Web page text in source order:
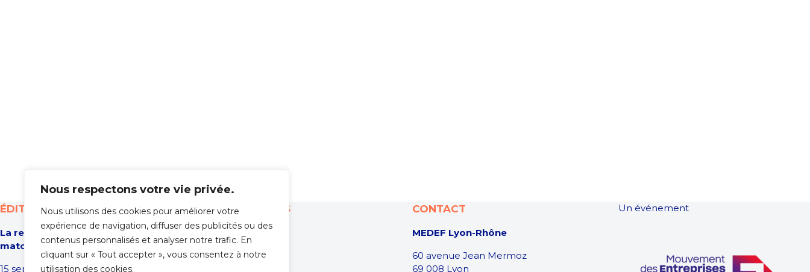
Nous respectons votre vie privée.
Nous utilisons des cookies pour améliorer votre
expérience de navigation, diffuser des publicités ou des
contenus personnalisés et analyser notre trafic. En
cliquant sur « Tout accepter », vous consentez à notre
utilisation des cookies.
ÉDITION 2026
La rencontre des entrepreneurs : ça
match !
15 septembre 2026
INFORMATIONS
Accueil
À propos
Programme
CONTACT
MEDEF Lyon-Rhône
60 avenue Jean Mermoz
69 008 Lyon
Un événement